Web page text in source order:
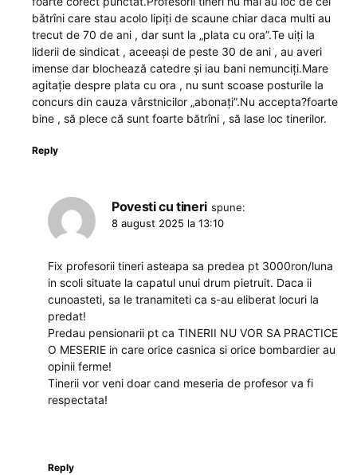
bătrîni care stau acolo lipiți de scaune chiar daca multi au
trecut de 70 de ani , dar sunt la „plata cu ora”.Te uiți la
liderii de sindicat , aceeași de peste 30 de ani , au averi
imense dar blochează catedre și iau bani nemunciți.Mare
agitație despre plata cu ora , nu sunt scoase posturile la
concurs din cauza vârstnicilor „abonați”.Nu accepta?foarte
bine , să plece că sunt foarte bătrîni , să lase loc tinerilor.
Reply
Povesti cu tineri spune:
8 august 2025 la 13:10
Fix profesorii tineri asteapa sa predea pt 3000ron/luna
in scoli situate la capatul unui drum pietruit. Daca ii
cunoasteti, sa le tranamiteti ca s-au eliberat locuri la
predat!
Predau pensionarii pt ca TINERII NU VOR SA PRACTICE
O MESERIE in care orice casnica si orice bombardier au
opinii ferme!
Tinerii vor veni doar cand meseria de profesor va fi
respectata!
Reply